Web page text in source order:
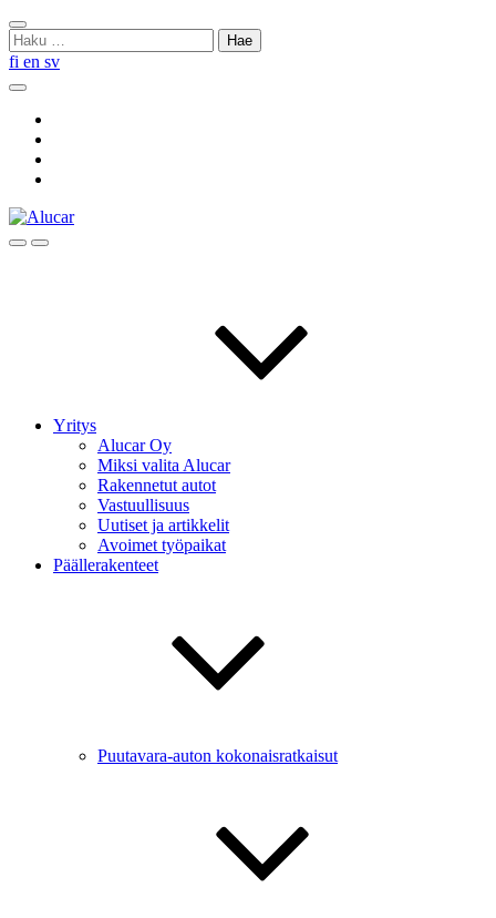
Skip
to
content
Sulje
haku
Haku:
fi en sv
Hae
HaeMenu
Yritys
Alucar Oy
Miksi valita Alucar
Rakennetut autot
Vastuullisuus
Uutiset ja artikkelit
Avoimet työpaikat
Päällerakenteet
Puutavara-auton kokonaisratkaisut